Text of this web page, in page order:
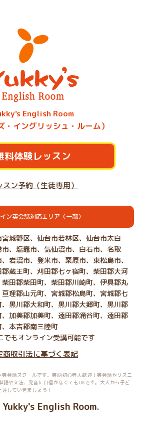
English Room
・イングリッシュ・ルーム）
料体験レッスン
スン予約（生徒専用）
ン英会話対応エリア（一部）
城野区、仙台市若林区、仙台市太白
、塩竈市、気仙沼市、白石市、名取
岩沼市、登米市、栗原市、東松島市、
蔵王町、刈田郡七ヶ宿町、柴田郡大河
田郡柴田町、柴田郡川崎町、伊具郡丸
理郡山元町、宮城郡松島町、宮城郡七
黒川郡大和町、黒川郡大郷町、黒川郡
加美郡加美町、遠田郡涌谷町、遠田郡
本吉郡南三陸町
もオンライン受講可能です
商取引法に基づく表記
会話スクールです。英語初心者大歓迎！英会話やリスニ
語や文法、発音に自信がなくてもOKです。大人から子ど
していきましょう！
English Room.